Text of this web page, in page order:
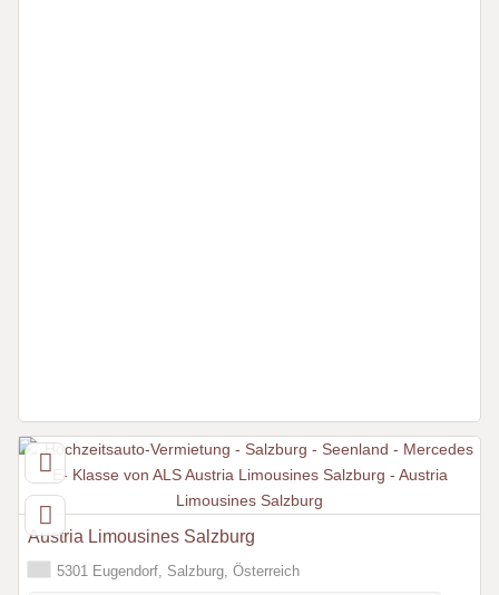
Austria Limousines Salzburg
5301 Eugendorf, Salzburg, Österreich